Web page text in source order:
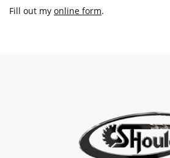
Fill out my online form.